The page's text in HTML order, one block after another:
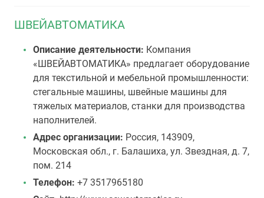
ШВЕЙАВТОМАТИКА
Описание деятельности: Компания
«ШВЕЙАВТОМАТИКА» предлагает оборудование
для текстильной и мебельной промышленности:
стегальные машины, швейные машины для
тяжелых материалов, станки для производства
наполнителей.
Адрес организации: Россия, 143909,
Московская обл., г. Балашиха, ул. Звездная, д. 7,
пом. 214
Телефон: +7 3517965180